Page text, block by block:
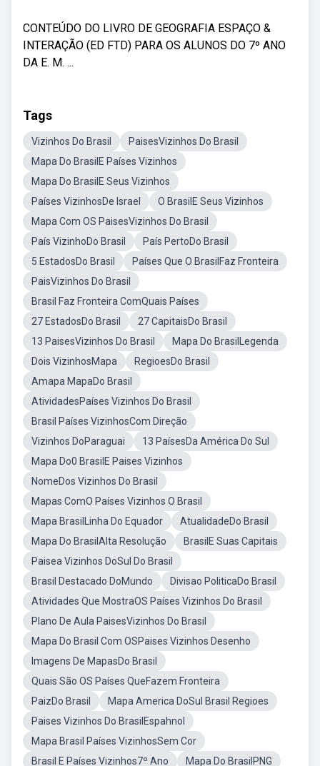
CONTEÚDO DO LIVRO DE GEOGRAFIA ESPAÇO &
INTERAÇÃO (ED FTD) PARA OS ALUNOS DO 7º ANO
DA E. M. ...
Tags
Vizinhos Do Brasil
PaisesVizinhos Do Brasil
Mapa Do BrasilE Países Vizinhos
Mapa Do BrasilE Seus Vizinhos
Países VizinhosDe Israel
O BrasilE Seus Vizinhos
Mapa Com OS PaisesVizinhos Do Brasil
País VizinhoDo Brasil
País PertoDo Brasil
5 EstadosDo Brasil
Países Que O BrasilFaz Fronteira
PaisVizinhos Do Brasil
Brasil Faz Fronteira ComQuais Países
27 EstadosDo Brasil
27 CapitaisDo Brasil
13 PaisesVizinhos Do Brasil
Mapa Do BrasilLegenda
Dois VizinhosMapa
RegioesDo Brasil
Amapa MapaDo Brasil
AtividadesPaíses Vizinhos Do Brasil
Brasil Países VizinhosCom Direção
Vizinhos DoParaguai
13 PaísesDa América Do Sul
Mapa Do0 BrasilE Paises Vizinhos
NomeDos Vizinhos Do Brasil
Mapas ComO Países Vizinhos O Brasil
Mapa BrasilLinha Do Equador
AtualidadeDo Brasil
Mapa Do BrasilAlta Resolução
BrasilE Suas Capitais
Paisea Vizinhos DoSul Do Brasil
Brasil Destacado DoMundo
Divisao PoliticaDo Brasil
Atividades Que MostraOS Países Vizinhos Do Brasil
Plano De Aula PaisesVizinhos Do Brasil
Mapa Do Brasil Com OSPaises Vizinhos Desenho
Imagens De MapasDo Brasil
Quais São OS Países QueFazem Fronteira
PaizDo Brasil
Mapa America DoSul Brasil Regioes
Paises Vizinhos Do BrasilEspahnol
Mapa Brasil Países VizinhosSem Cor
Brasil E Países Vizinhos7º Ano
Mapa Do BrasilPNG